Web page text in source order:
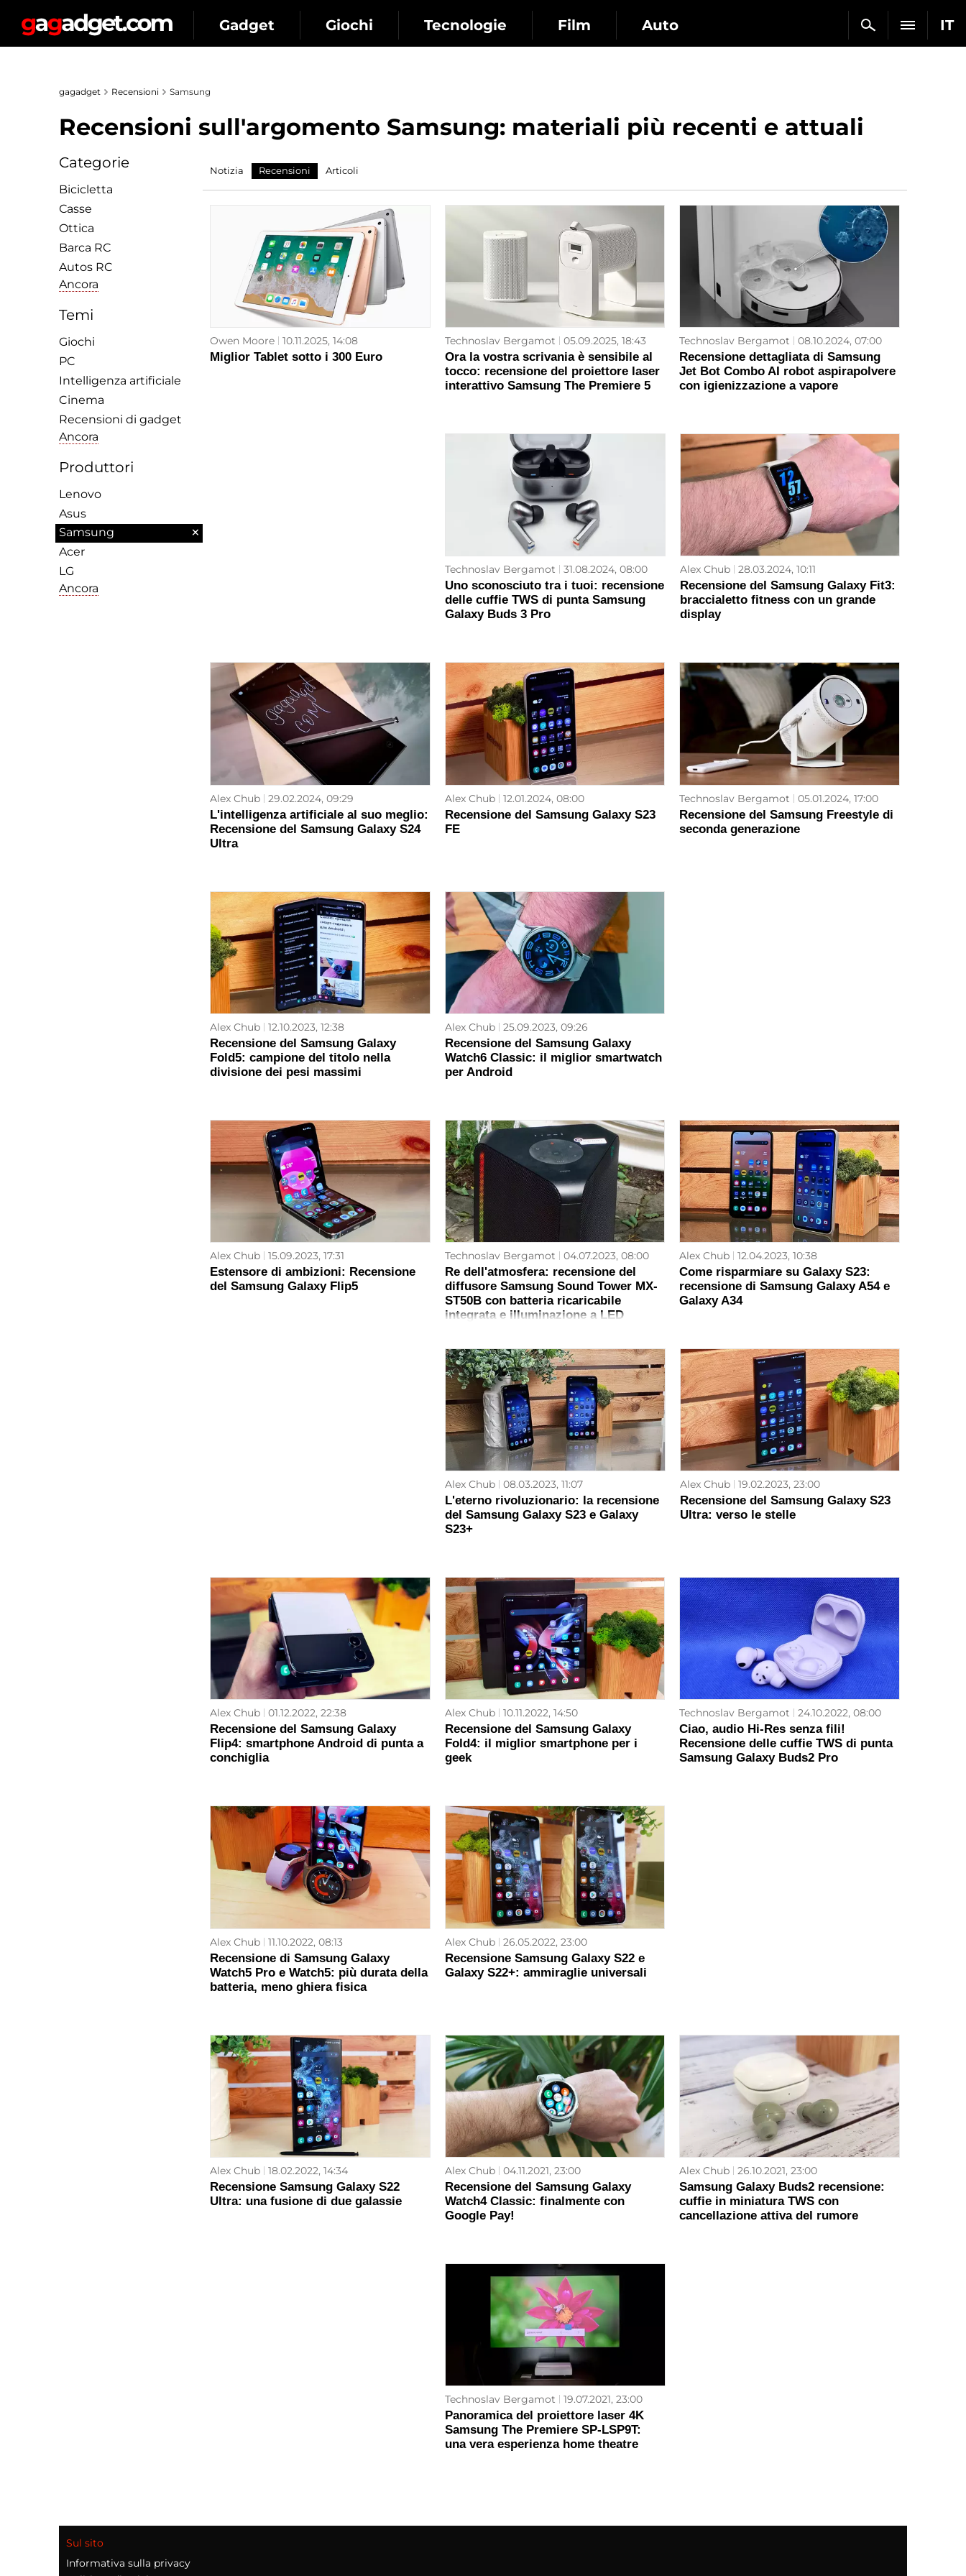
IT
Gadget Giochi Tecnologie Film Auto
gagadget Recensioni Samsung
Recensioni sull'argomento Samsung: materiali più recenti e attuali
Notizia Recensioni Articoli
Owen Moore 10.11.2025, 14:08
Miglior Tablet sotto i 300 Euro
Technoslav Bergamot 05.09.2025, 18:43
Ora la vostra scrivania è sensibile al
tocco: recensione del proiettore laser
interattivo Samsung The Premiere 5
Technoslav Bergamot 08.10.2024, 07:00
Recensione dettagliata di Samsung
Jet Bot Combo AI robot aspirapolvere
con igienizzazione a vapore
Technoslav Bergamot 31.08.2024, 08:00
Uno sconosciuto tra i tuoi: recensione
delle cuffie TWS di punta Samsung
Galaxy Buds 3 Pro
Alex Chub 28.03.2024, 10:11
Recensione del Samsung Galaxy Fit3:
braccialetto fitness con un grande
display
Alex Chub 29.02.2024, 09:29
L'intelligenza artificiale al suo meglio:
Recensione del Samsung Galaxy S24
Ultra
Alex Chub 12.01.2024, 08:00
Recensione del Samsung Galaxy S23
FE
Technoslav Bergamot 05.01.2024, 17:00
Recensione del Samsung Freestyle di
seconda generazione
Alex Chub 12.10.2023, 12:38
Recensione del Samsung Galaxy
Fold5: campione del titolo nella
divisione dei pesi massimi
Alex Chub 25.09.2023, 09:26
Recensione del Samsung Galaxy
Watch6 Classic: il miglior smartwatch
per Android
Alex Chub 15.09.2023, 17:31
Estensore di ambizioni: Recensione
del Samsung Galaxy Flip5
Technoslav Bergamot 04.07.2023, 08:00
Re dell'atmosfera: recensione del
diffusore Samsung Sound Tower MX-
ST50B con batteria ricaricabile
integrata e illuminazione a LED
Alex Chub 12.04.2023, 10:38
Come risparmiare su Galaxy S23:
recensione di Samsung Galaxy A54 e
Galaxy A34
Alex Chub 08.03.2023, 11:07
L'eterno rivoluzionario: la recensione
del Samsung Galaxy S23 e Galaxy
S23+
Alex Chub 19.02.2023, 23:00
Recensione del Samsung Galaxy S23
Ultra: verso le stelle
Alex Chub 01.12.2022, 22:38
Recensione del Samsung Galaxy
Flip4: smartphone Android di punta a
conchiglia
Alex Chub 10.11.2022, 14:50
Recensione del Samsung Galaxy
Fold4: il miglior smartphone per i
geek
Technoslav Bergamot 24.10.2022, 08:00
Ciao, audio Hi-Res senza fili!
Recensione delle cuffie TWS di punta
Samsung Galaxy Buds2 Pro
Alex Chub 11.10.2022, 08:13
Recensione di Samsung Galaxy
Watch5 Pro e Watch5: più durata della
batteria, meno ghiera fisica
Alex Chub 26.05.2022, 23:00
Recensione Samsung Galaxy S22 e
Galaxy S22+: ammiraglie universali
Alex Chub 18.02.2022, 14:34
Recensione Samsung Galaxy S22
Ultra: una fusione di due galassie
Alex Chub 04.11.2021, 23:00
Recensione del Samsung Galaxy
Watch4 Classic: finalmente con
Google Pay!
Alex Chub 26.10.2021, 23:00
Samsung Galaxy Buds2 recensione:
cuffie in miniatura TWS con
cancellazione attiva del rumore
Technoslav Bergamot 19.07.2021, 23:00
Panoramica del proiettore laser 4K
Samsung The Premiere SP-LSP9T:
una vera esperienza home theatre
Categorie
Bicicletta
Сasse
Ottica
Barca RC
Autos RC
Ancora
Temi
Giochi
PC
Intelligenza artificiale
Cinema
Recensioni di gadget
Ancora
Produttori
Lenovo
Asus
Samsung
×
Acer
LG
Ancora
Sul sito
Informativa sulla privacy